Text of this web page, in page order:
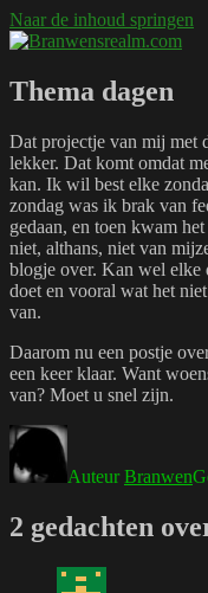
Naar de inhoud springen
Thema dagen
Dat projectje van mij met
lekker. Dat komt omdat
kan. Ik wil best elke
zondag was ik brak van
gedaan, en toen kwam
niet, althans, niet van
blogje over. Kan wel elke
doet en vooral wat het
van.
Daarom nu een postje
een keer klaar. Want
van? Moet u snel zijn.
AuteurBranwen
2 gedachten